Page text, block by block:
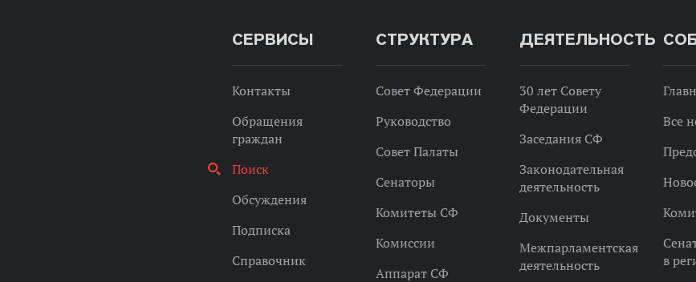
СЕРВИСЫ
Контакты
Обращения
граждан
Поиск
Обсуждения
Подписка
Справочник
СТРУКТУРА
Совет Федерации
Руководство
Совет Палаты
Сенаторы
Комитеты СФ
Комиссии
Аппарат СФ
ДЕЯТЕЛЬНОСТЬ
30 лет Совету
Федерации
Заседания СФ
Законодательная
деятельность
Документы
Межпарламентская
деятельность
Все
в